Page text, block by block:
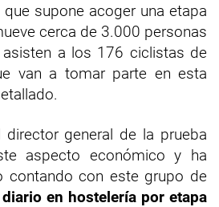
supone acoger una etapa
cerca de 3.000 personas
a los 176 ciclistas de
van a tomar parte en esta
general de la prueba
aspecto económico y ha
contando con este grupo de
en hostelería por etapa